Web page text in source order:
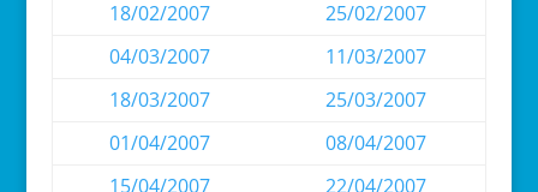
18/02/2007
25/02/2007
04/03/2007
11/03/2007
18/03/2007
25/03/2007
01/04/2007
08/04/2007
15/04/2007
22/04/2007